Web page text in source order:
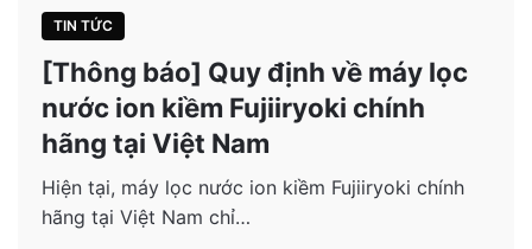
TIN TỨC
[Thông báo] Quy định về máy lọc
nước ion kiềm Fujiiryoki chính
hãng tại Việt Nam
Hiện tại, máy lọc nước ion kiềm Fujiiryoki chính
hãng tại Việt Nam chỉ…